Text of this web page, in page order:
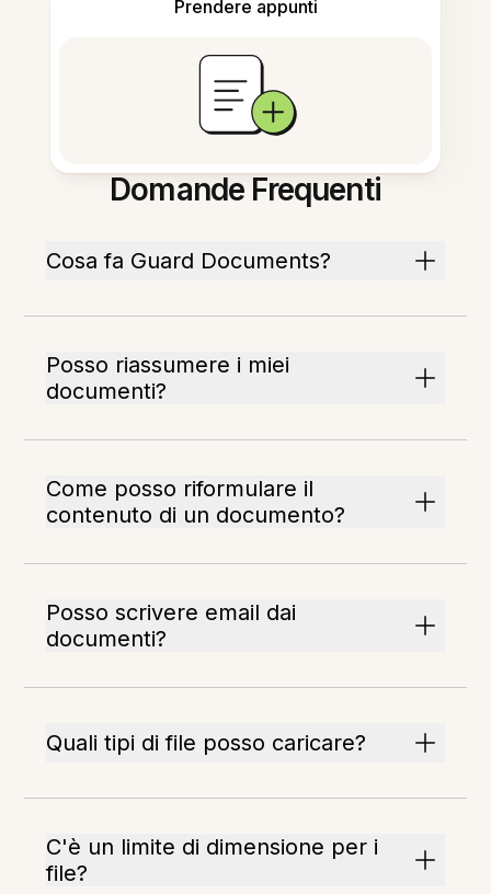
Prendere appunti
Domande Frequenti
Cosa fa Guard Documents?
Posso riassumere i miei
documenti?
Come posso riformulare il
contenuto di un documento?
Posso scrivere email dai
documenti?
Quali tipi di file posso caricare?
C'è un limite di dimensione per i
file?